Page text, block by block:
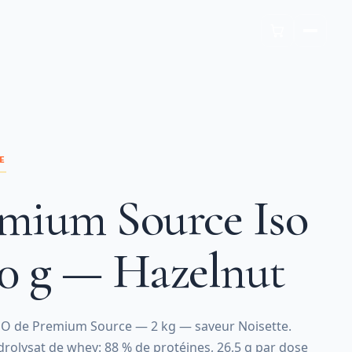
Source Iso
g — Hazelnut
de Premium Source — 2 kg — saveur Noisette.
de whey: 88 % de protéines, 26,5 g par dose